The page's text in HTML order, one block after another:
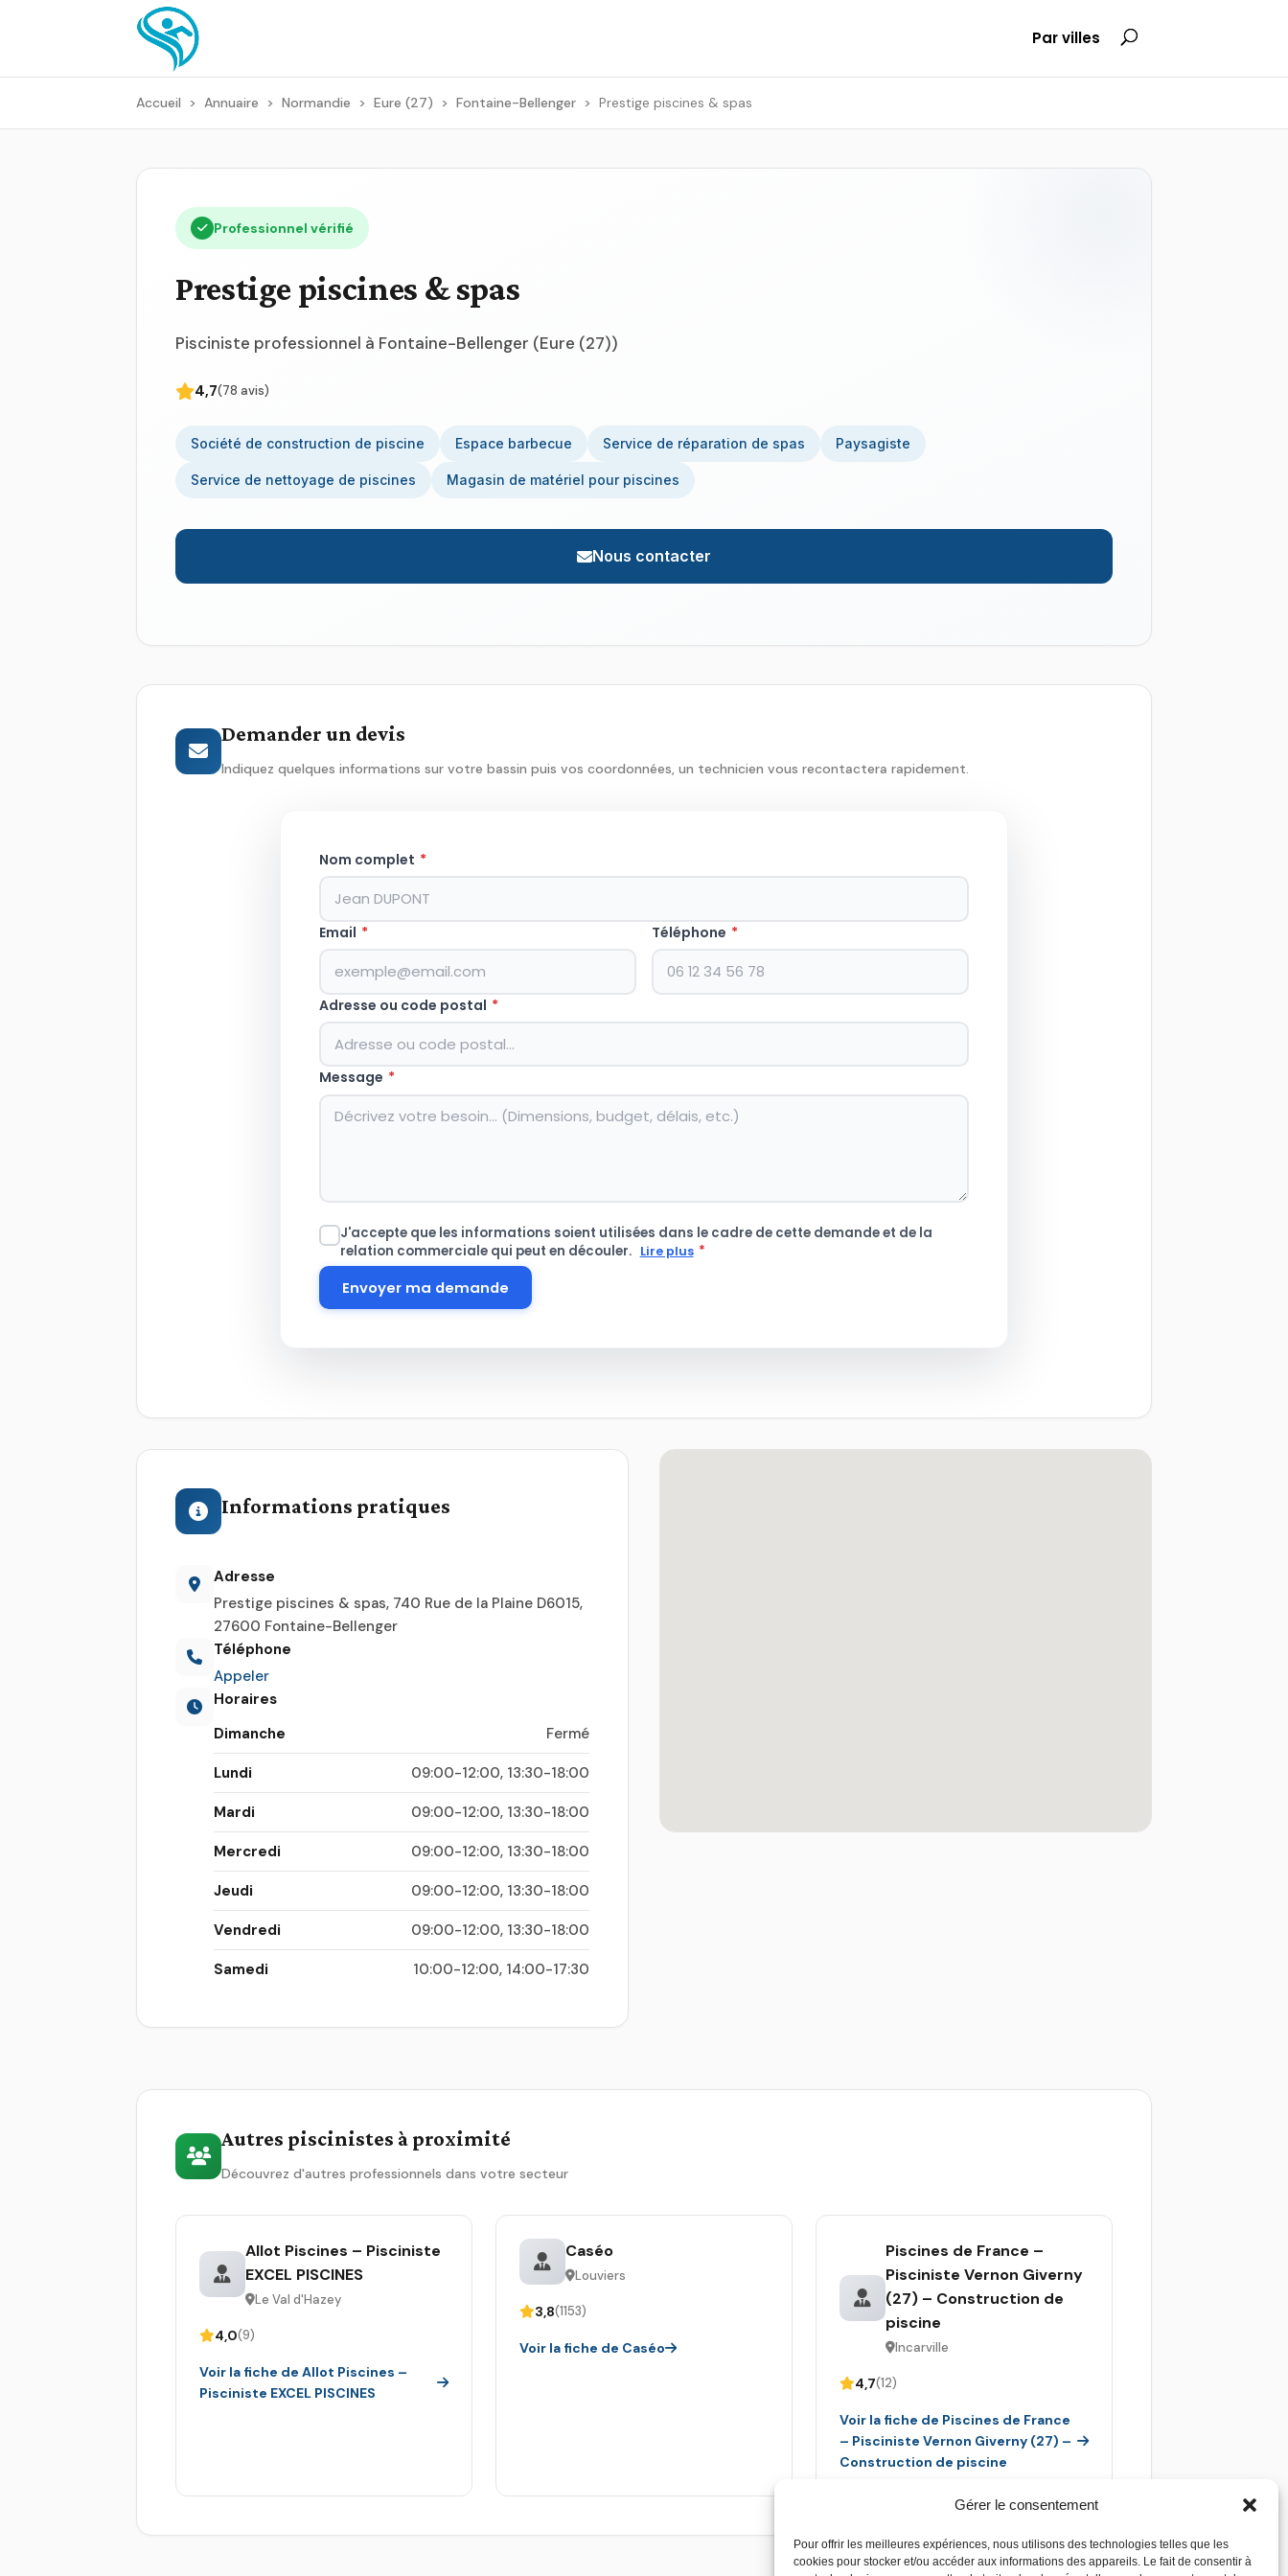
Gérer le consentement
Pour offrir les meilleures expériences, nous utilisons des technologies telles que les
cookies pour stocker et/ou accéder aux informations des appareils. Le fait de consentir à
Par villes
Accueil > Annuaire > Normandie > Eure (27) > Fontaine-Bellenger > Prestige piscines & spas
Professionnel vérifié
Prestige piscines & spas
Pisciniste professionnel à Fontaine-Bellenger (Eure (27))
4,7(78 avis)
Société de construction de piscine Espace barbecue Service de réparation de spas Paysagiste
Service de nettoyage de piscines Magasin de matériel pour piscines
Nous contacter
Demander un devis
Indiquez quelques informations sur votre bassin puis vos coordonnées, un technicien vous recontactera rapidement.
Nom complet *
Email * Téléphone *
Adresse ou code postal *
Message *
J'accepte que les informations soient utilisées dans le cadre de cette demande et de la
relation commerciale qui peut en découler. Lire plus *
Envoyer ma demande
Informations pratiques
Adresse
Prestige piscines & spas, 740 Rue de la Plaine D6015,
27600 Fontaine-Bellenger
Téléphone
Appeler
Horaires
Dimanche
Fermé
Lundi 09:00-12:00, 13:30-18:00
Mardi 09:00-12:00, 13:30-18:00
Mercredi 09:00-12:00, 13:30-18:00
Jeudi 09:00-12:00, 13:30-18:00
Vendredi 09:00-12:00, 13:30-18:00
Samedi 10:00-12:00, 14:00-17:30
Autres piscinistes à proximité
Découvrez d'autres professionnels dans votre secteur
Allot Piscines – Pisciniste
EXCEL PISCINES
Le Val d'Hazey
4,0(9)
Voir la fiche de Allot Piscines –
Pisciniste EXCEL PISCINES
Caséo
Louviers
3,8(1153)
Voir la fiche de Caséo
Piscines de France –
Pisciniste Vernon Giverny
(27) – Construction de
piscine
Incarville
4,7(12)
Voir la fiche de Piscines de France
– Pisciniste Vernon Giverny (27) –
Construction de piscine